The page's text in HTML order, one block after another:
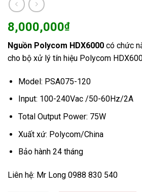
8,000,000₫
Nguồn Polycom HDX6000 có chức
cho bộ xử lý tín hiệu Polycom
Model: PSA075-120
Input: 100-240Vac /50-60Hz/2A
Total Output Power: 75W
Xuất xứ: Polycom/China
Bảo hành 24 tháng
Liên hệ: Mr Long 0988 830 540